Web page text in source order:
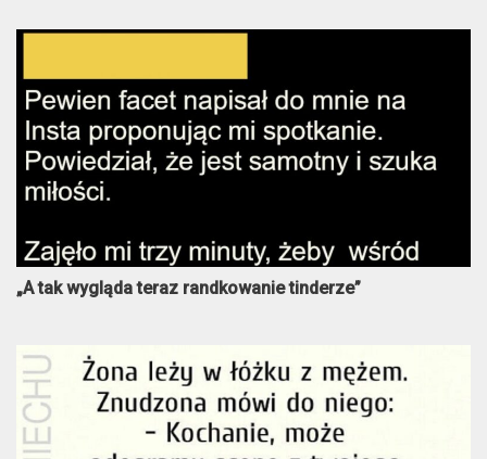
„A tak wygląda teraz randkowanie tinderze”